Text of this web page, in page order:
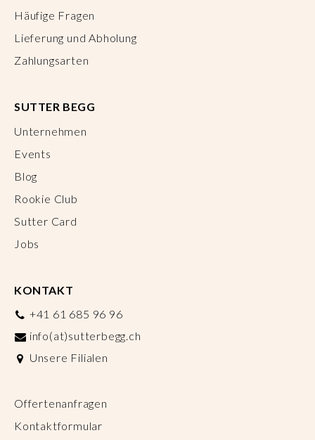
Häufige Fragen
Lieferung und Abholung
Zahlungsarten
SUTTER BEGG
Unternehmen
Events
Blog
Rookie Club
Sutter Card
Jobs
KONTAKT
+41 61 685 96 96
info(at)sutterbegg.ch
Unsere Filialen
Offertenanfragen
Kontaktformular